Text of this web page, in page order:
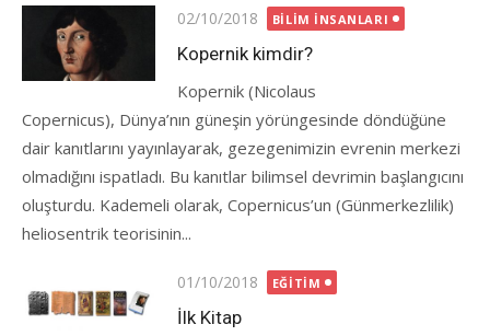
Posted
on
02/10/2018 BILIM İNSANLARI
Kopernik kimdir?
Kopernik (Nicolaus
Copernicus), Dünya’nın güneşin yörüngesinde döndüğüne
dair kanıtlarını yayınlayarak, gezegenimizin evrenin merkezi
olmadığını ispatladı. Bu kanıtlar bilimsel devrimin başlangıcını
oluşturdu. Kademeli olarak, Copernicus’un (Günmerkezlilik)
heliosentrik teorisinin...
Posted
on
01/10/2018 EĞITIM
İlk Kitap